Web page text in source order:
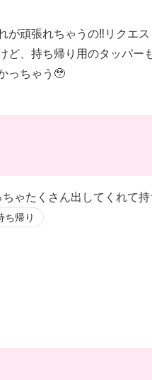
が頑張れちゃうの‼️リクエ
ど、持ち帰り用のタッパ
っちゃう🥹
ちゃたくさん出してくれて
ち帰り